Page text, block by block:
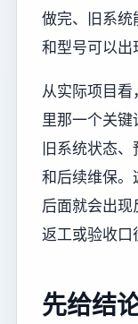
做完、旧系统
和型号可以出
从实际项目看
里那一个关键
旧系统状态
和后续维保。
后面就会出现
返工或验收口
先给结